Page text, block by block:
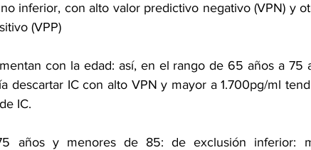
inferior, con alto valor predictivo negativo (VPN) y
(VPP)
con la edad: así, en el rango de 65 años a 75
descartar IC con alto VPN y mayor a 1.700pg/ml
IC.
años y menores de 85: de exclusión inferior: